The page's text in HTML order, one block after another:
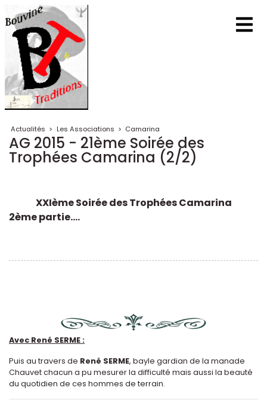
Actualités > Les Associations > Camarina
AG 2015 - 21ème Soirée des
Trophées Camarina (2/2)
XXIème Soirée des Trophées Camarina
2ème partie....
Avec René SERME :
Puis au travers de René SERME, bayle gardian de la manade
Chauvet chacun a pu mesurer la difficulté mais aussi la beauté
du quotidien de ces hommes de terrain.